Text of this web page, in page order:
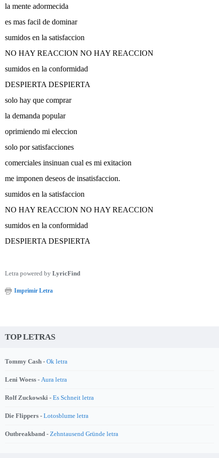
la mente adormecida
es mas facil de dominar
sumidos en la satisfaccion
NO HAY REACCION NO HAY REACCION
sumidos en la conformidad
DESPIERTA DESPIERTA
solo hay que comprar
la demanda popular
oprimiendo mi eleccion
solo por satisfacciones
comerciales insinuan cual es mi exitacion
me imponen deseos de insatisfaccion.
sumidos en la satisfaccion
NO HAY REACCION NO HAY REACCION
sumidos en la conformidad
DESPIERTA DESPIERTA
Letra powered by LyricFind
Imprimir Letra
TOP LETRAS
Tommy Cash - Ok letra
Leni Woess - Aura letra
Rolf Zuckowski - Es Schneit letra
Die Flippers - Lotosblume letra
Outbreakband - Zehntausend Gründe letra